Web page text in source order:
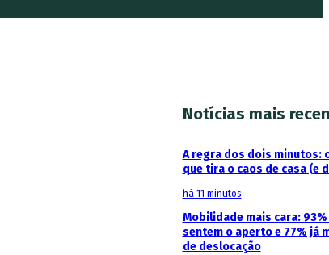
Notícias mais
A regra dos dois minutos:
que tira o caos de casa (e
há 11 minutos
Mobilidade mais cara:
sentem o aperto e 77% já
de deslocação